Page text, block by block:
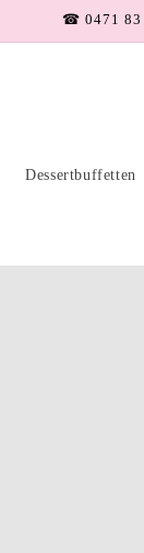
✉
Dessertbuffetten